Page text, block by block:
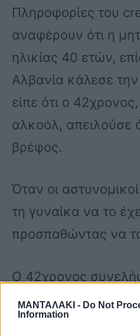
ΜΑΝΤΑΛΑΚΙ - Do Not
Information
Πληροφορίες του
αναφέρουν ότι η
ηλικίας 40 ετών,
Αλβανία κάλεσε
είπε ότι ο
αλκοόλ, απειλούσε
βρέφος.
Όταν οι
τη γυναίκα να το
προσπαθώντας να
Ο 42χρονος
αστυνομικούς του
Χερσονήσου.